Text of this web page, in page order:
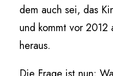
dem auch sei, das
und kommt vor 2012
heraus.